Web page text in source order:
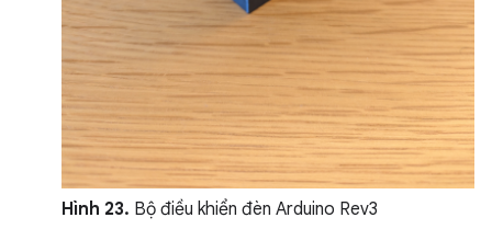
Hình 23. Bộ điều khiển đèn Arduino Rev3